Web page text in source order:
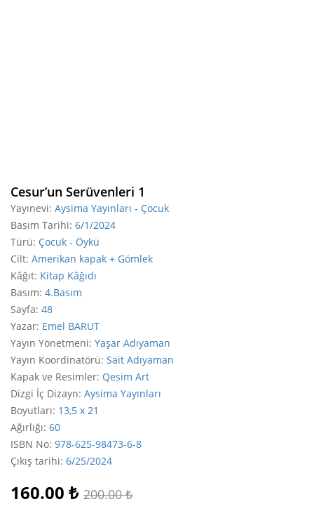
Cesur’un Serüvenleri 1
Yayınevi: Aysima Yayınları - Çocuk
Basım Tarihi: 6/1/2024
Türü: Çocuk - Öykü
Cilt: Amerikan kapak + Gömlek
Kâğıt: Kitap Kâğıdı
Basım: 4.Basım
Sayfa: 48
Yazar: Emel BARUT
Yayın Yönetmeni: Yaşar Adıyaman
Yayın Koordinatörü: Sait Adıyaman
Kapak ve Resimler: Qesim Art
Dizgi İç Dizayn: Aysima Yayınları
Boyutları: 13,5 x 21
Ağırlığı: 60
ISBN No: 978-625-98473-6-8
Çıkış tarihi: 6/25/2024
200.00₺
160.00 ₺